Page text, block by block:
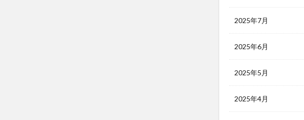
2025年7月
2025年6月
2025年5月
2025年4月